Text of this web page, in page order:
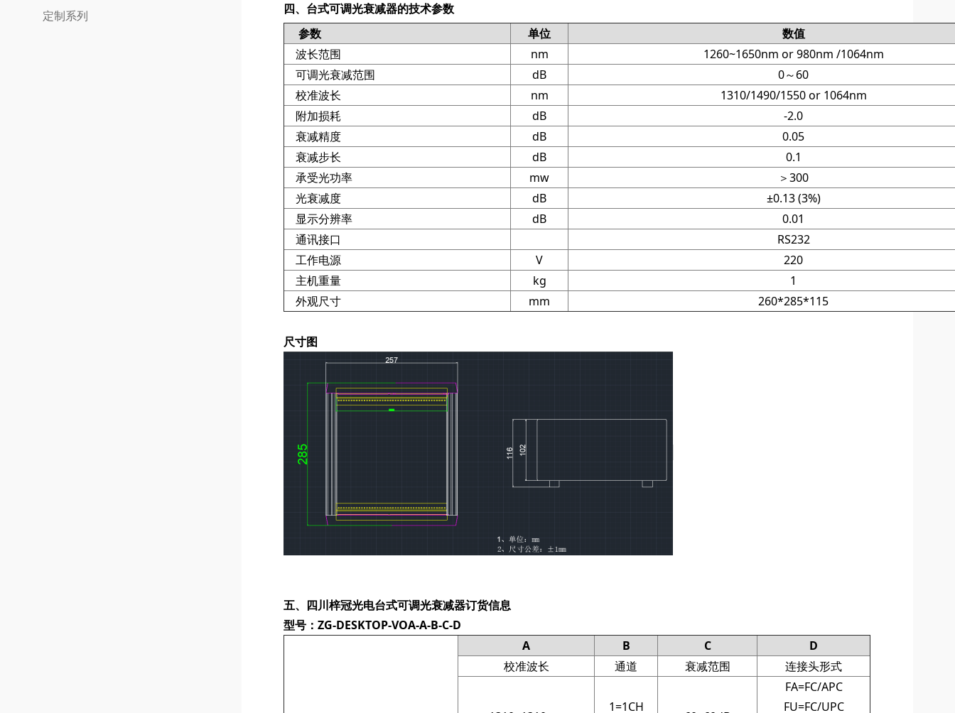
定制系列
四、台式可调光衰减器的技术参数
参数
单位
数值
波长范围
nm
1260~1650nm or 980nm /1064nm
可调光衰减范围
dB
0～60
校准波长
nm
1310/1490/1550 or 1064nm
附加损耗
dB
-2.0
衰减精度
dB
0.05
衰减步长
dB
0.1
承受光功率
mw
＞300
光衰减度
dB
±0.13 (3%)
显示分辨率
dB
0.01
通讯接口
RS232
工作电源
V
220
主机重量
kg
1
外观尺寸
mm 260*285*115
尺寸图
五、 四川梓冠光电台式可调光衰减器订货信息
型号： ZG-DESKTOP-VOA-A-B-C-D
A
B C
D
校准波长
通道 衰减范围 连接头形式
1=1CH
FA=FC/APC
FU=FC/UPC